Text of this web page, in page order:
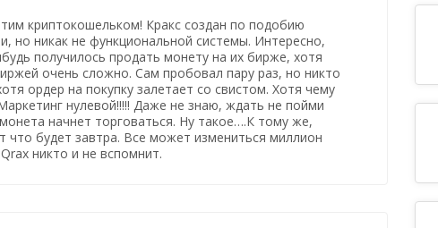
криптокошельком! Кракс создан по подобию
но никак не функциональной системы. Интересно,
получилось продать монету на их бирже, хотя
очень сложно. Сам пробовал пару раз, но никто
ордер на покупку залетает со свистом. Хотя чему
нулевой!!!!! Даже не знаю, ждать не пойми
начнет торговаться. Ну такое….К тому же,
что будет завтра. Все может измениться миллион
никто и не вспомнит.